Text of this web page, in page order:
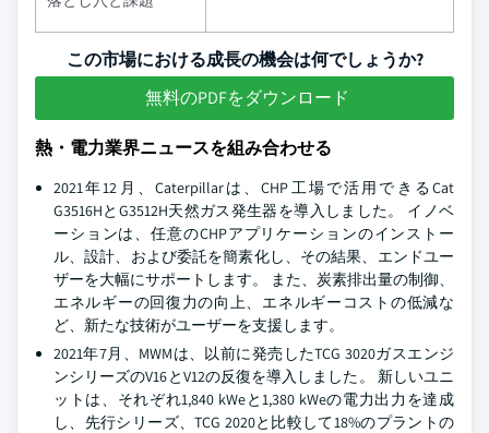
この市場における成長の機会は何でしょうか?
無料のPDFをダウンロード
熱・電力業界ニュースを組み合わせる
2021年12月、Caterpillarは、CHP工場で活用できるCat
G3516HとG3512H天然ガス発生器を導入しました。 イノベ
ーションは、任意のCHPアプリケーションのインストー
ル、設計、および委託を簡素化し、その結果、エンドユー
ザーを大幅にサポートします。 また、炭素排出量の制御、
エネルギーの回復力の向上、エネルギーコストの低減な
ど、新たな技術がユーザーを支援します。
2021年7月、MWMは、以前に発売したTCG 3020ガスエンジ
ンシリーズのV16とV12の反復を導入しました。 新しいユニ
ットは、それぞれ1,840 kWeと1,380 kWeの電力出力を達成
し、先行シリーズ、TCG 2020と比較して18%のプラントの